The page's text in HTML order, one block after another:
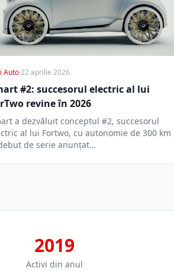
Auto·22 aprilie 2026
#2: succesorul electric al lui
revine în 2026
a dezvăluit conceptul #2, succesorul
al lui Fortwo, cu autonomie de 300 km
de serie anunțat…
2019
Activi din anul